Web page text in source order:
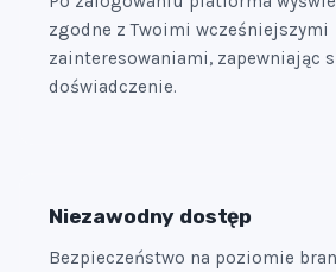
zgodne z Twoimi wcześniejszymi
zainteresowaniami, zapewniając
doświadczenie.
Niezawodny dostęp
Bezpieczeństwo na poziomie